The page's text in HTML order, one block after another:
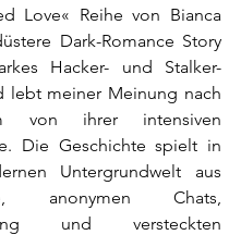
Love« Reihe von Bianca
Dark-Romance Story
Hacker- und Stalker-
lebt meiner Meinung nach
von ihrer intensiven
Die Geschichte spielt in
Untergrundwelt aus
anonymen Chats,
und versteckten